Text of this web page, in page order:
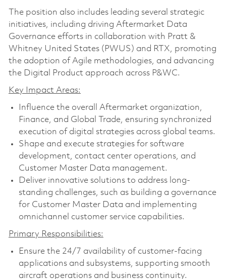
The position also includes leading several strategic
initiatives, including driving Aftermarket Data
Governance efforts in collaboration with Pratt &
Whitney United States (PWUS) and RTX, promoting
the adoption of Agile methodologies, and advancing
the Digital Product approach across P&WC.
Key Impact Areas:
Influence the overall Aftermarket organization,
Finance, and Global Trade, ensuring synchronized
execution of digital strategies across global teams.
Shape and execute strategies for software
development, contact center operations, and
Customer Master Data management.
Deliver innovative solutions to address long-
standing challenges, such as building a governance
for Customer Master Data and implementing
omnichannel customer service capabilities.
Primary Responsibilities:
Ensure the 24/7 availability of customer-facing
applications and subsystems, supporting smooth
aircraft operations and business continuity.